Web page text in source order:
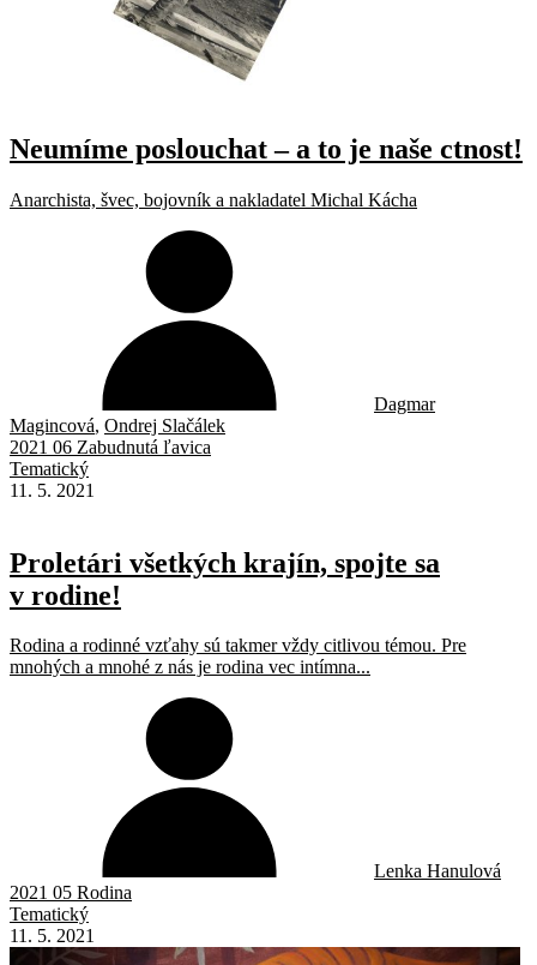
Neumíme poslouchat – a to je naše ctnost!
Anarchista, švec, bojovník a nakladatel Michal Kácha
Dagmar
Magincová, Ondrej Slačálek
2021 06 Zabudnutá ľavica
Tematický
11. 5. 2021
Proletári všetkých krajín, spojte sa
v rodine!
Rodina a rodinné vzťahy sú takmer vždy citlivou témou. Pre
mnohých a mnohé z nás je rodina vec intímna...
Lenka Hanulová
2021 05 Rodina
Tematický
11. 5. 2021